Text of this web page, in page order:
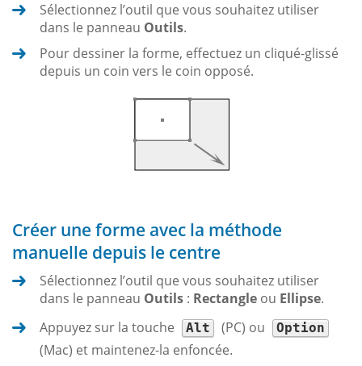
Sélectionnez l’outil que vous souhaitez utiliser
dans le panneau Outils.
Pour dessiner la forme, effectuez un cliqué-glissé
depuis un coin vers le coin opposé.
Créer une forme avec la méthode
manuelle depuis le centre
Sélectionnez l’outil que vous souhaitez utiliser
dans le panneau Outils : Rectangle ou Ellipse.
Appuyez sur la touche
Alt (PC) ou Option
(Mac) et maintenez-la enfoncée.